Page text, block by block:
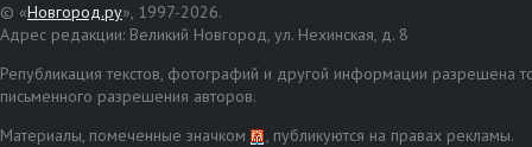
© «Новгород.ру», 1997-2026.
Адрес редакции: Великий Новгород, ул. Нехинская, д. 8
Републикация текстов, фотографий и другой информации разрешена
письменного разрешения авторов.
Материалы, помеченные значком
, публикуются на правах рекламы.